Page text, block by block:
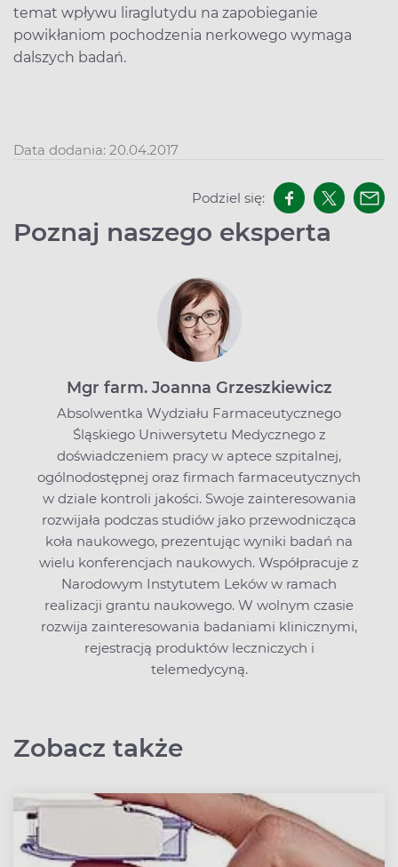
temat wpływu liraglutydu na zapobieganie
powikłaniom pochodzenia nerkowego wymaga
dalszych badań.
Data dodania: 20.04.2017
Podziel się:
Poznaj naszego eksperta
Mgr farm. Joanna Grzeszkiewicz
Absolwentka Wydziału Farmaceutycznego
Śląskiego Uniwersytetu Medycznego z
doświadczeniem pracy w aptece szpitalnej,
ogólnodostępnej oraz firmach farmaceutycznych
w dziale kontroli jakości. Swoje zainteresowania
rozwijała podczas studiów jako przewodnicząca
koła naukowego, prezentując wyniki badań na
wielu konferencjach naukowych. Współpracuje z
Narodowym Instytutem Leków w ramach
realizacji grantu naukowego. W wolnym czasie
rozwija zainteresowania badaniami klinicznymi,
rejestracją produktów leczniczych i
telemedycyną.
Zobacz także